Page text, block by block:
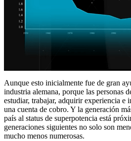
Aunque esto inicialmente fue de gran
industria alemana, porque las personas
estudiar, trabajar, adquirir experiencia e
una cuenta de cobro. Y la generación
país al status de superpotencia está
generaciones siguientes no solo son
mucho menos numerosas.